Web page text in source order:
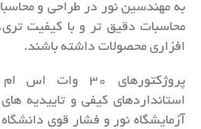
به مهندسین نور در طراحی و
محاسبات دقیق تر و با کیفیت
افزاری محصولات داشته باشند.
پروژکتورهای 30
استانداردهای کیفی و تاییدیه
آزمایشگاه نور و فشار قوی